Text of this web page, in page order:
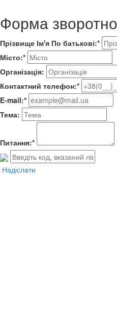
Форма
Прізвище Ім'я По батькові:*
Місто:*
Організація:
Контактний телефон:*
E-mail:*
Тема:
Питання:*
Надіслати